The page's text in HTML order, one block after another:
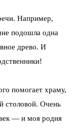
Например,
подошла одна
древо. И
помогает храму,
столовой. Очень
— и моя родня